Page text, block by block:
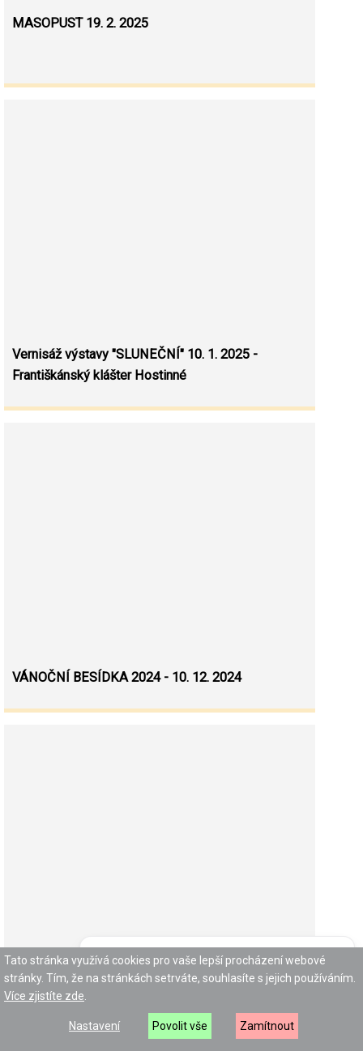
Tato stránka využívá cookies pro vaše lepší procházení webové
stránky. Tím, že na stránkách setrváte, souhlasíte s jejich používáním.
Více zjistíte zde
Nastavení Povolit vše Zamítnout
MASOPUST 19. 2. 2025
Vernisáž výstavy "SLUNEČNÍ" 10. 1. 2025 -
Františkánský klášter Hostinné
VÁNOČNÍ BESÍDKA 2024 - 10. 12. 2024
Mikulášská nadílka 5. 12. 2024
Ani letos na nás svatý Mikuláš s andílkem a čertem
nezapomněli. A protože jsme jako vždy byli všichni
Potřebujete poradit?
Zeptejte se našeho
asistentaChettyho.